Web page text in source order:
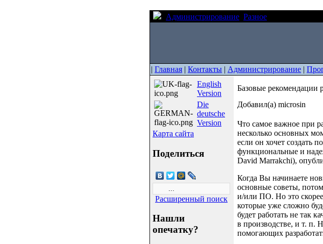
Администрирование Разное
| Главная | Контакты | Администрирование |
English
Version
Die
deutsche
Version
Карта сайта
Поделиться
Расширенный поиск
Нашли
опечатку?
Базовые рекомендации
Добавил(а) microsin
Что самое важное при
несколько основных
если он хочет создать
функциональные и
David Marrakchi),
Когда Вы начинаете
основные советы,
и/или ПО. Но это
которые уже сложно
будет работать не так
в производстве, и т. п.
помогающих